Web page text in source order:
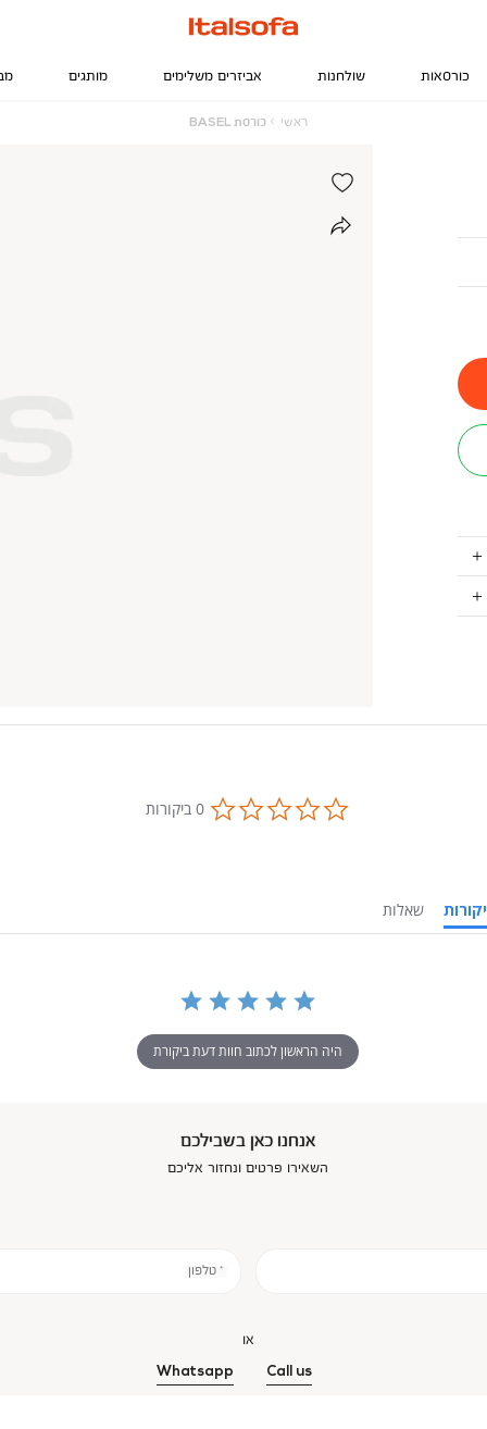
כורסאות שולחנות אביזרים משלימים מותגים
ראשי ראשי
כורסת BASEL
0.0
star
0 ביקורות
ביקורות
שאלות
היה הראשון לכתוב חוות דעת ביקורת
אנחנו כאן בשבילכם
השאירו פרטים ונחזור אליכם
* טלפון
או
Call us
Whatsapp